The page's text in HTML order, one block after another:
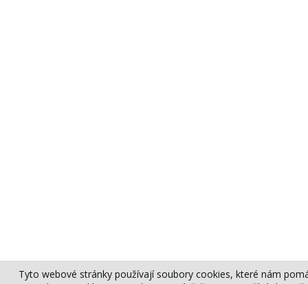
Tyto webové stránky používají soubory cookies, které nám